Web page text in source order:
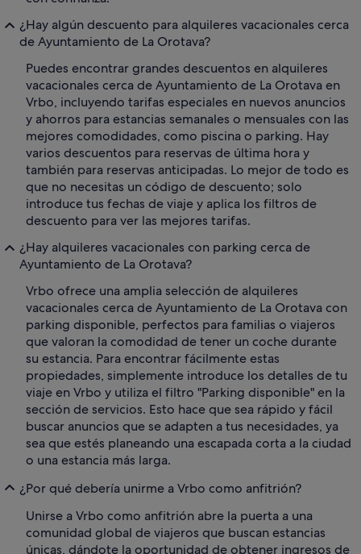
¿Hay algún descuento para alquileres vacacionales cerca
de Ayuntamiento de La Orotava?
Puedes encontrar grandes descuentos en alquileres
vacacionales cerca de Ayuntamiento de La Orotava en
Vrbo, incluyendo tarifas especiales en nuevos anuncios
y ahorros para estancias semanales o mensuales con las
mejores comodidades, como piscina o parking. Hay
varios descuentos para reservas de última hora y
también para reservas anticipadas. Lo mejor de todo es
que no necesitas un código de descuento; solo
introduce tus fechas de viaje y aplica los filtros de
descuento para ver las mejores tarifas.
¿Hay alquileres vacacionales con parking cerca de
Ayuntamiento de La Orotava?
Vrbo ofrece una amplia selección de alquileres
vacacionales cerca de Ayuntamiento de La Orotava con
parking disponible, perfectos para familias o viajeros
que valoran la comodidad de tener un coche durante
su estancia. Para encontrar fácilmente estas
propiedades, simplemente introduce los detalles de tu
viaje en Vrbo y utiliza el filtro "Parking disponible" en la
sección de servicios. Esto hace que sea rápido y fácil
buscar anuncios que se adapten a tus necesidades, ya
sea que estés planeando una escapada corta a la ciudad
o una estancia más larga.
¿Por qué debería unirme a Vrbo como anfitrión?
Unirse a Vrbo como anfitrión abre la puerta a una
comunidad global de viajeros que buscan estancias
únicas, dándote la oportunidad de obtener ingresos de